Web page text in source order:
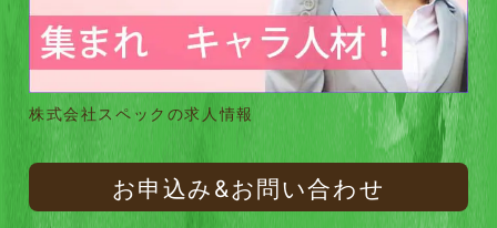
株式会社スペックの求人情報
お申込み&お問い合わせ